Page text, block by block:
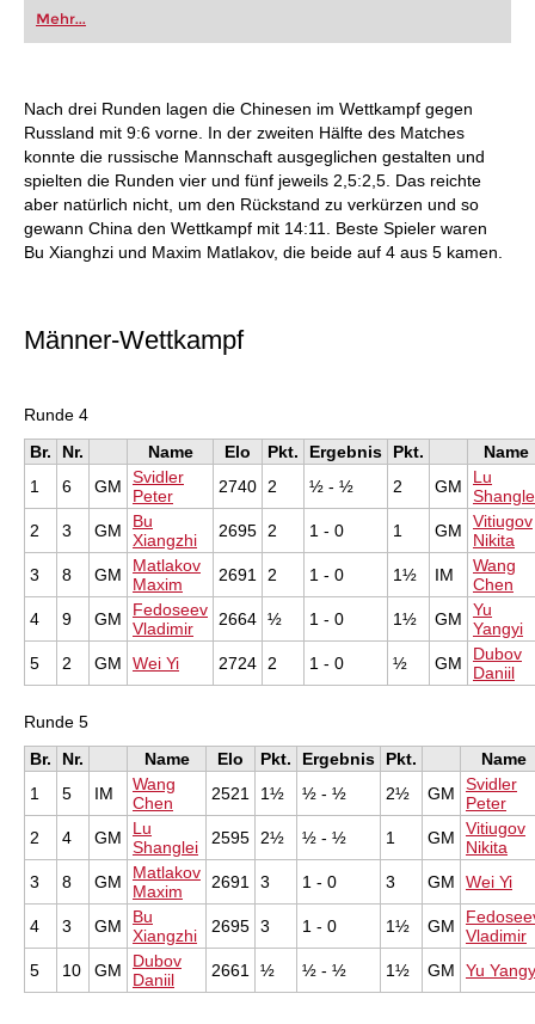
oder bereits auf Turnierniveau spielen: Mit
FRITZ trainieren Sie effizienter, intelligenter und
individueller als je zuvor.
Mehr...
Nach drei Runden lagen die Chinesen im Wettkampf gegen
Russland mit 9:6 vorne. In der zweiten Hälfte des Matches
konnte die russische Mannschaft ausgeglichen gestalten und
spielten die Runden vier und fünf jeweils 2,5:2,5. Das reichte
aber natürlich nicht, um den Rückstand zu verkürzen und so
gewann China den Wettkampf mit 14:11. Beste Spieler waren
Bu Xianghzi und Maxim Matlakov, die beide auf 4 aus 5 kamen.
Männer-Wettkampf
Runde 4
Br.
Nr. Name Elo Pkt. Ergebnis Pkt.
Name
1
6 GM
Svidler
Peter
2740 2 ½ - ½ 2 GM
Lu
2
3 GM
Bu
Xiangzhi
2695 2 1 - 0 1 GM
Vitiugov
Nikita
3
8 GM
Matlakov
Maxim
2691 2 1 - 0 1½ IM
Wang
Chen
4
9 GM
Fedoseev
Vladimir
2664 ½ 1 - 0 1½ GM
Yu
Yangyi
5
2 GM Wei Yi 2724 2 1 - 0 ½ GM
Dubov
Daniil
Runde 5
Br.
Nr. Name Elo Pkt. Ergebnis Pkt.
Name
1
5 IM
Wang
Chen
2521 1½ ½ - ½ 2½ GM
Svidler
Peter
2
4 GM
Lu
Shanglei
2595 2½ ½ - ½ 1 GM
Vitiugov
Nikita
3
8 GM
Matlakov
Maxim
2691 3 1 - 0 3 GM Wei Yi
4 3 GM
Bu
Xiangzhi
2695 3 1 - 0 1½ GM
Vladimir
5
10 GM
Dubov
Daniil
2661 ½ ½ - ½ 1½ GM Yu